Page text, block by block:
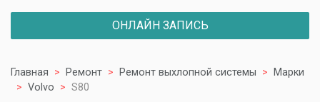
ОНЛАЙН ЗАПИСЬ
Главная Ремонт Ремонт выхлопной системы
Марки
Volvo
S80